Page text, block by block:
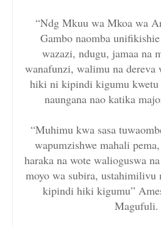
“Ndg Mkuu wa Mkoa wa
Gambo naomba
wazazi, ndugu, jamaa na
wanafunzi, walimu na dereva
hiki ni kipindi kigumu kwetu
naungana nao katika
“Muhimu kwa sasa
wapumzishwe mahali
haraka na wote walioguswa
moyo wa subira,
kipindi hiki kigumu”
Magufuli.